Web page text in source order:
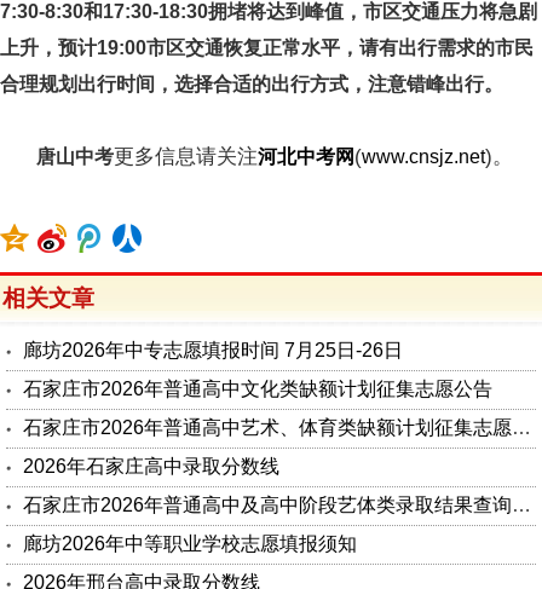
7:30-8:30和17:30-18:30拥堵将达到峰值，市区交通压力将急剧
上升，预计19:00市区交通恢复正常水平，请有出行需求的市民
合理规划出行时间，选择合适的出行方式，注意错峰出行。
唐山中考更多信息请关注河北中考网(www.cnsjz.net)。
相关文章
廊坊2026年中专志愿填报时间 7月25日-26日
石家庄市2026年普通高中文化类缺额计划征集志愿公告
石家庄市2026年普通高中艺术、体育类缺额计划征集志愿公告
2026年石家庄高中录取分数线
石家庄市2026年普通高中及高中阶段艺体类录取结果查询公告
廊坊2026年中等职业学校志愿填报须知
2026年邢台高中录取分数线